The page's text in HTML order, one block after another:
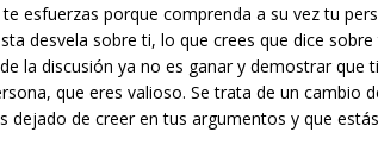
esfuerzas porque comprenda a su vez tu
desvela sobre ti, lo que crees que dice
la discusión ya no es ganar y demostrar que
que eres valioso. Se trata de un cambio
dejado de creer en tus argumentos y que